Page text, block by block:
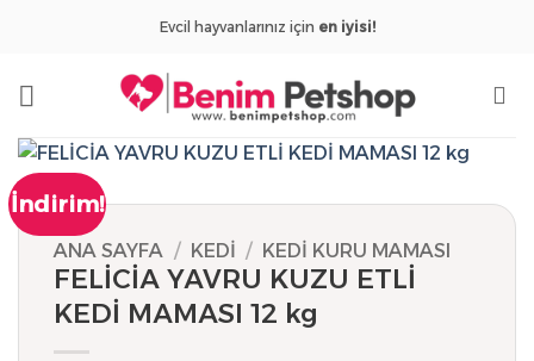
Evcil hayvanlarınız için en iyisi!
İndirim!
ANA SAYFA / KEDI / KEDI KURU MAMASI
FELİCİA YAVRU KUZU ETLİ
KEDİ MAMASI 12 kg